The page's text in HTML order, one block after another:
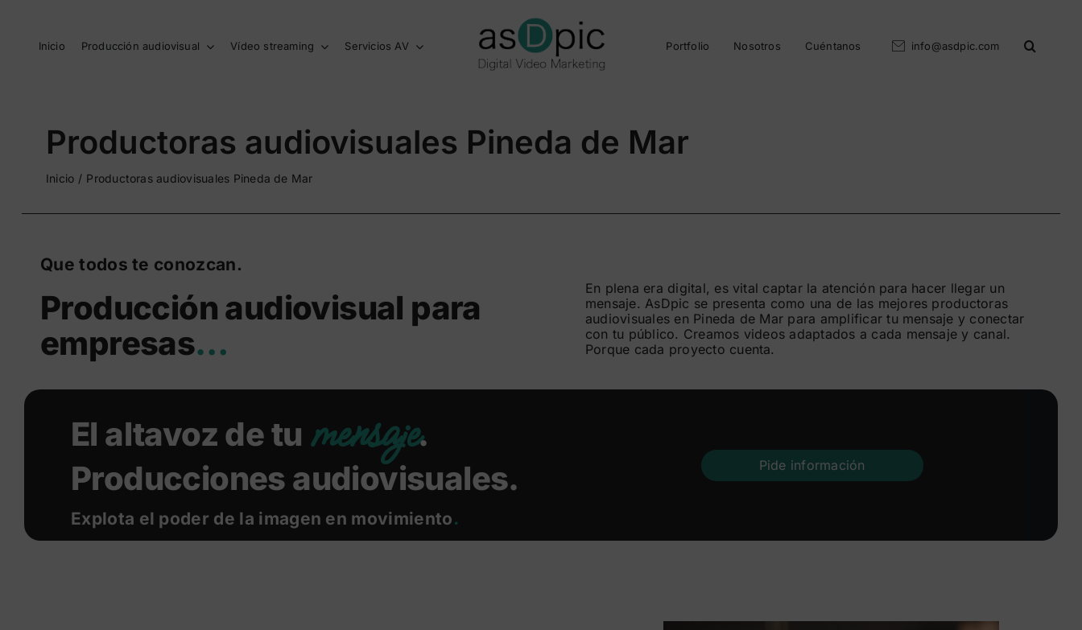
Inicio Producción audiovisual Vídeo streaming Servicios AV Portfolio Nosotros Cuéntanos info@asdpic.com
Productoras audiovisuales Pineda de Mar
Inicio Productoras audiovisuales Pineda de Mar
Que todos te conozcan.
Producción audiovisual para
empresas…
En plena era digital, es vital captar la atención para hacer llegar un
mensaje. AsDpic se presenta como una de las mejores productoras
audiovisuales en Pineda de Mar para amplificar tu mensaje y conectar
con tu público. Creamos videos adaptados a cada mensaje y canal.
Porque cada proyecto cuenta.
El altavoz de tu mensaje.
Producciones audiovisuales.
Explota el poder de la imagen en movimiento.
Pide información